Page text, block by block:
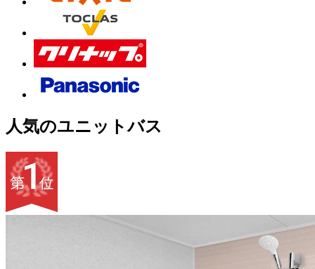
人気のユニットバス